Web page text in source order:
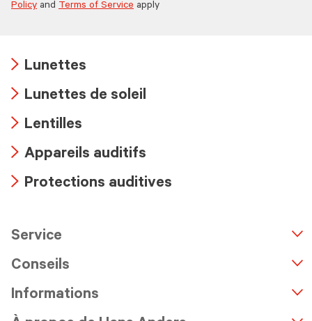
Policy and Terms of Service apply
icon
Lunettes
icon
Lunettes de soleil
icon
Lentilles
icon
Appareils auditifs
Protections auditives
Service
Conseils
Informations